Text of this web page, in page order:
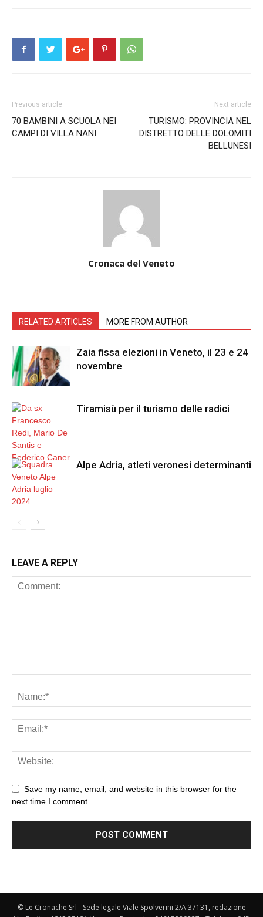
Previous article
70 BAMBINI A SCUOLA NEI
CAMPI DI VILLA NANI
Next article
TURISMO: PROVINCIA NEL
DISTRETTO DELLE DOLOMITI
BELLUNESI
Cronaca del Veneto
RELATED ARTICLES MORE FROM AUTHOR
Zaia fissa elezioni in Veneto, il 23 e 24
novembre
Tiramisù per il turismo delle radici
Alpe Adria, atleti veronesi determinanti
LEAVE A REPLY
Save my name, email, and website in this browser for the
next time I comment.
© Le Cronache Srl - Sede legale Viale Spolverini 2/A 37131, redazione